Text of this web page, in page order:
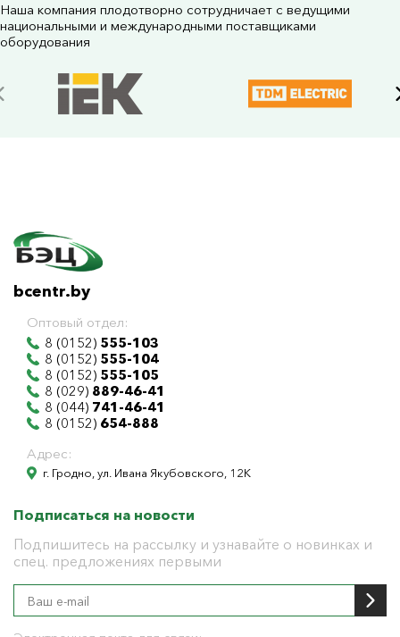
Наша компания плодотворно сотрудничает с ведущими
национальными и международными поставщиками
оборудования
bcentr.by
Оптовый отдел:
8 (0152) 555-103
8 (0152) 555-104
8 (0152) 555-105
8 (029) 889-46-41
8 (044) 741-46-41
8 (0152) 654-888
Адрес:
г. Гродно, ул. Ивана Якубовского, 12К
Подписаться на новости
Подпишитесь на рассылку и узнавайте о новинках и
спец. предложениях первыми